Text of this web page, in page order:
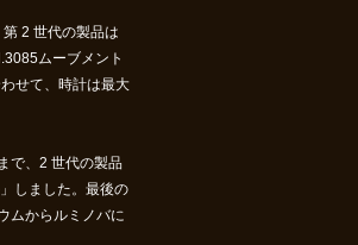
2 世代の製品は
ムーブメント
せて、時計は最大
で、2 世代の製品
しました。最後の
ムからルミノバに